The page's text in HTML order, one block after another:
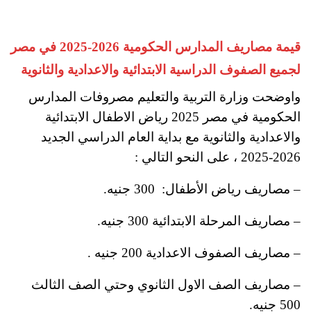
قيمة مصاريف المدارس الحكومية 2026-2025 في مصر
لجميع الصفوف الدراسية الابتدائية والاعدادية والثانوية
واوضحت وزارة التربية والتعليم مصروفات المدارس
الحكومية في مصر 2025 رياض الاطفال الابتدائية
والاعدادية والثانوية مع بداية العام الدراسي الجديد
2026-2025 ، على النحو التالي :
– مصاريف رياض الأطفال: 300 جنيه.
– مصاريف المرحلة الابتدائية 300 جنيه .
– مصاريف الصفوف الاعدادية 200 جنيه .
– مصاريف الصف الاول الثانوي وحتي الصف الثالث
500 جنيه
.